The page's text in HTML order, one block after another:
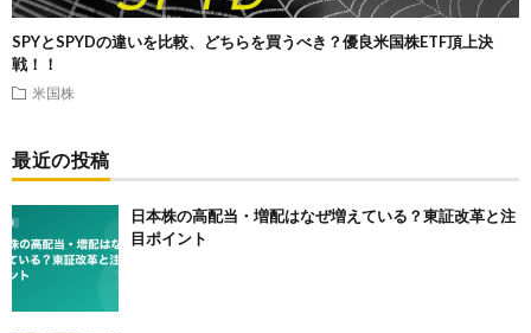
SPYとSPYDの違いを比較、どちらを買うべき？優良米国株ETF頂上決
戦！！
米国株
最近の投稿
日本株の高配当・増配はなぜ増えている？東証改革と注
目ポイント